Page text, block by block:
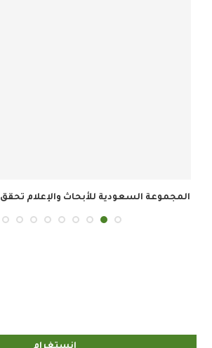
المجموعة السعودية للأبحاث والإعلام تحقق 34.8 مليون ريال...